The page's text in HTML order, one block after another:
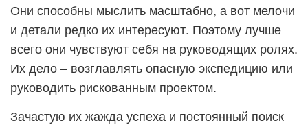
Они способны мыслить масштабно, а вот мелочи
и детали редко их интересуют. Поэтому лучше
всего они чувствуют себя на руководящих ролях.
Их дело – возглавлять опасную экспедицию или
руководить рискованным проектом.
Зачастую их жажда успеха и постоянный поиск